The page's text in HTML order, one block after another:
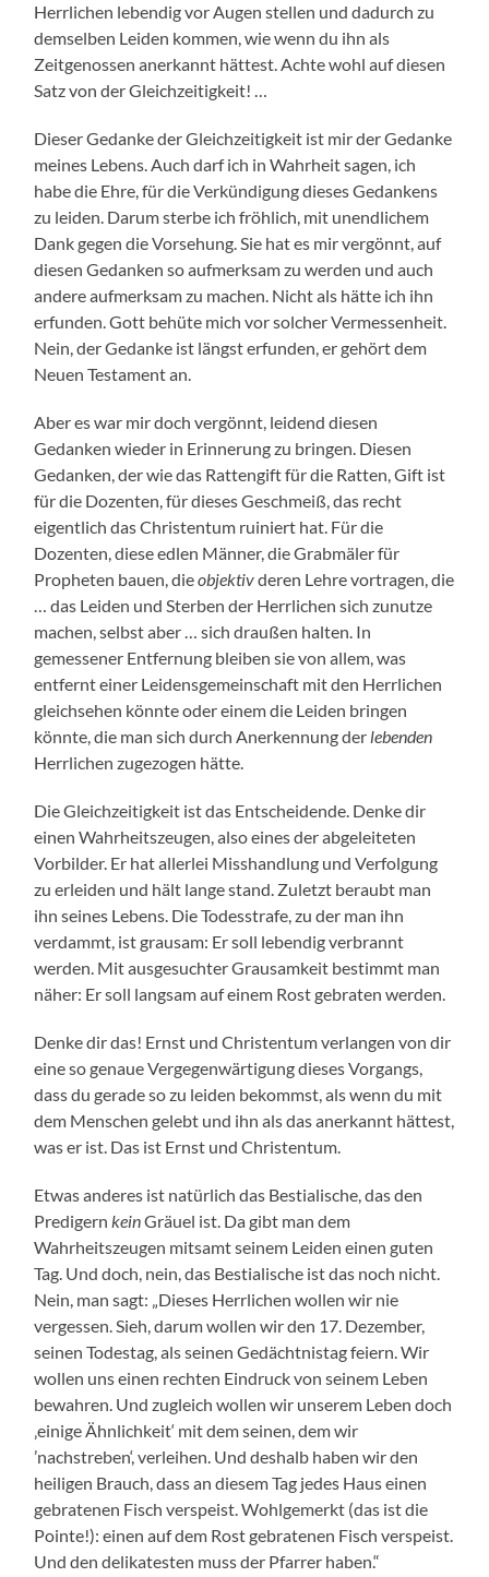
Herrlichen lebendig vor Augen stellen und dadurch zu
demselben Leiden kommen, wie wenn du ihn als
Zeitgenossen anerkannt hättest. Achte wohl auf diesen
Satz von der Gleichzeitigkeit! …
Dieser Gedanke der Gleichzeitigkeit ist mir der Gedanke
meines Lebens. Auch darf ich in Wahrheit sagen, ich
habe die Ehre, für die Verkündigung dieses Gedankens
zu leiden. Darum sterbe ich fröhlich, mit unendlichem
Dank gegen die Vorsehung. Sie hat es mir vergönnt, auf
diesen Gedanken so aufmerksam zu werden und auch
andere aufmerksam zu machen. Nicht als hätte ich ihn
erfunden. Gott behüte mich vor solcher Vermessenheit.
Nein, der Gedanke ist längst erfunden, er gehört dem
Neuen Testament an.
Aber es war mir doch vergönnt, leidend diesen
Gedanken wieder in Erinnerung zu bringen. Diesen
Gedanken, der wie das Rattengift für die Ratten, Gift ist
für die Dozenten, für dieses Geschmeiß, das recht
eigentlich das Christentum ruiniert hat. Für die
Dozenten, diese edlen Männer, die Grabmäler für
Propheten bauen, dieobjektivderen Lehre vortragen, die
… das Leiden und Sterben der Herrlichen sich zunutze
machen, selbst aber … sich draußen halten. In
gemessener Entfernung bleiben sie von allem, was
entfernt einer Leidensgemeinschaft mit den Herrlichen
gleichsehen könnte oder einem die Leiden bringen
könnte, die man sich durch Anerkennung der lebenden
Herrlichen zugezogen hätte.
Die Gleichzeitigkeit ist das Entscheidende. Denke dir
einen Wahrheitszeugen, also eines der abgeleiteten
Vorbilder. Er hat allerlei Misshandlung und Verfolgung
zu erleiden und hält lange stand. Zuletzt beraubt man
ihn seines Lebens. Die Todesstrafe, zu der man ihn
verdammt, ist grausam: Er soll lebendig verbrannt
werden. Mit ausgesuchter Grausamkeit bestimmt man
näher: Er soll langsam auf einem Rost gebraten werden.
Denke dir das! Ernst und Christentum verlangen von dir
eine so genaue Vergegenwärtigung dieses Vorgangs,
dass du gerade so zu leiden bekommst, als wenn du mit
dem Menschen gelebt und ihn als das anerkannt hättest,
was er ist. Das ist Ernst und Christentum.
Etwas anderes ist natürlich das Bestialische, das den
PredigernkeinGräuel ist. Da gibt man dem
Wahrheitszeugen mitsamt seinem Leiden einen guten
Tag. Und doch, nein, das Bestialische ist das noch nicht.
Nein, man sagt: „Dieses Herrlichen wollen wir nie
vergessen. Sieh, darum wollen wir den 17. Dezember,
seinen Todestag, als seinen Gedächtnistag feiern. Wir
wollen uns einen rechten Eindruck von seinem Leben
bewahren. Und zugleich wollen wir unserem Leben doch
‚einige Ähnlichkeit‘ mit dem seinen, dem wir
’nachstreben‘, verleihen. Und deshalb haben wir den
heiligen Brauch, dass an diesem Tag jedes Haus einen
gebratenen Fisch verspeist. Wohlgemerkt (das ist die
Pointe!): einen auf dem Rost gebratenen Fisch verspeist.
Und den delikatesten muss der Pfarrer haben.“